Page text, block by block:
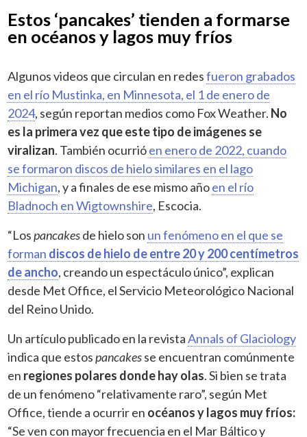
Estos ‘pancakes’ tienden a formarse
en océanos y lagos muy fríos
Algunos videos que circulan en redesfueron grabados
en el río Mustinka, en Minnesota, el 1 de enero de
2024, según reportan medios como Fox Weather. No
es la primera vez que este tipo de imágenes se
viralizan. También ocurrióen enero de 2022, cuando
se formaron discos de hielo similares en el lago
Michigan, y a finales de ese mismo añoen el río
Bladnoch en Wigtownshire, Escocia.
“Lospancakesde hielo son un fenómeno en el que se
forman discos de hielo de entre 20 y 200 centímetros
de ancho, creando un espectáculo único”, explican
desde Met Office, el Servicio Meteorológico Nacional
del Reino Unido.
Un artículo publicado en la revistaAnnals of Glaciology
indica que estospancakesse encuentran comúnmente
en regiones polares donde hay olas. Si bien se trata
de un fenómeno “relativamente raro”, según Met
Office, tiende a ocurrir en océanos y lagos muy fríos:
“Se ven con mayor frecuencia en el Mar Báltico y